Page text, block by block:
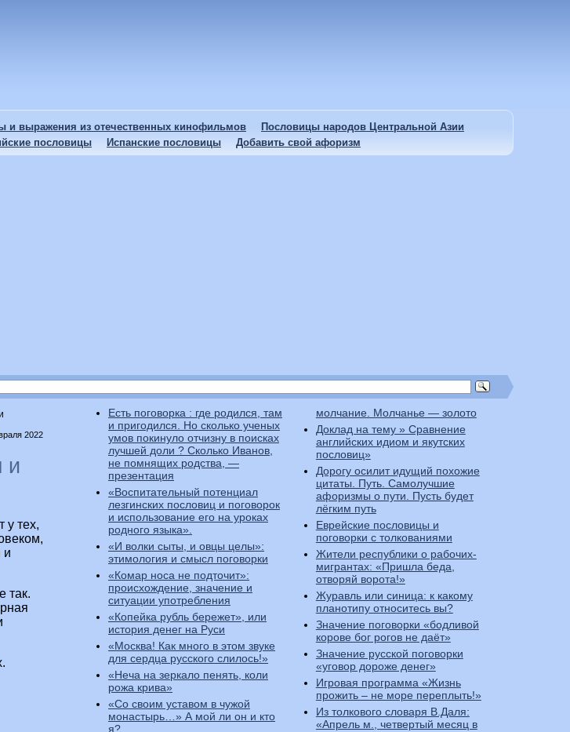
и выражения из отечественных кинофильмов
Пословицы народов Центральной Азии
пословицы Испанские пословицы Добавить свой афоризм
2022
и
у тех,
и
так.
Есть поговорка : где родился, там
и пригодился. Но сколько ученых
умов покинуло отчизну в поисках
лучшей доли ? Сколько Иванов,
не помнящих родства, —
презентация
«Воспитательный потенциал
лезгинских пословиц и поговорок
и использование его на уроках
родного языка».
«И волки сыты, и овцы целы»:
этимология и смысл поговорки
«Комар носа не подточит»:
происхождение, значение и
ситуации употребления
«Копейка рубль бережет», или
история денег на Руси
«Москва! Как много в этом звуке
для сердца русского слилось!»
«Неча на зеркало пенять, коли
рожа крива»
«Со своим уставом в чужой
монастырь…» А мой ли он и кто
я?
молчание. Молчанье — золото
Доклад на тему » Сравнение
английских идиом и якутских
пословиц»
Дорогу осилит идущий похожие
цитаты. Путь. Самолучшие
афоризмы о пути. Пусть будет
лёгким путь
Еврейские пословицы и
поговорки с толкованиями
Жители республики о рабочих-
мигрантах: «Пришла беда,
отворяй ворота!»
Журавль или синица: к какому
планотипу относитесь вы?
Значение поговорки «бодливой
корове бог рогов не даёт»
Значение русской поговорки
«уговор дороже денег»
Игровая программа «Жизнь
прожить – не море переплыть!»
Из толкового словаря В.Даля:
«Апрель м., четвертый месяц в